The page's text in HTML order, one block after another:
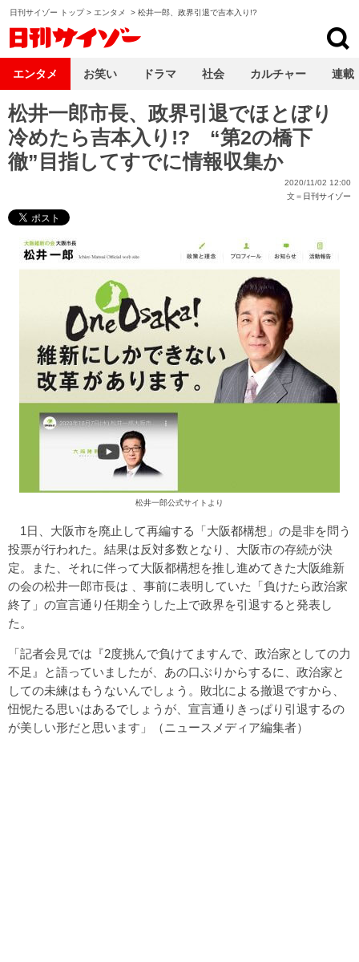
日刊サイゾー トップ> エンタメ > 松井一郎、政界引退で吉本入り!?
松井一郎市長、政界引退でほとぼり
冷めたら吉本入り!? “第2の橋下
徹”目指してすでに情報収集か
2020/11/02 12:00
文＝ 日刊サイゾー
松井一郎公式サイトより
1日、大阪市を廃止して再編する「大阪都構想」の是非を問う
投票が行われた。結果は反対多数となり、大阪市の存続が決
定。また、それに伴って大阪都構想を推し進めてきた大阪維新
の会の松井一郎市長は 、事前に表明していた「負けたら政治家
終了」の宣言通り任期全うした上で政界を引退すると発表し
た。
「記者会見では『2度挑んで負けてますんで、政治家としての力
不足』と語っていましたが、あの口ぶりからするに、政治家と
しての未練はもうないんでしょう。敗北による撤退ですから、
忸怩たる思いはあるでしょうが、宣言通りきっぱり引退するの
が美しい形だと思います」（ニュースメディア編集者）
エンタメ お笑い ドラマ 社会 カルチャー 連載